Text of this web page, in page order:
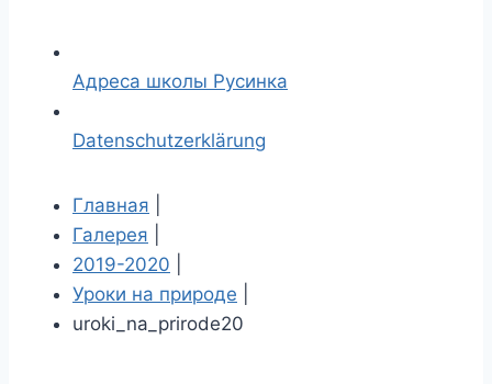
Адреса школы Русинка
Datenschutzerklärung
Главная
Галерея
2019-2020
Уроки на природе
uroki_na_prirode20